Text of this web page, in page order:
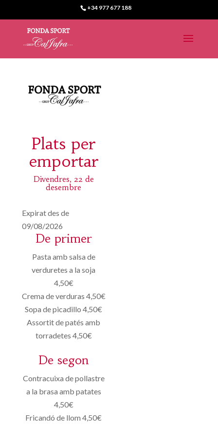
+34 977 677 188
Plats per
emportar
Divendres, 22 de
desembre
Expirat des de
09/08/2026
De primer
Pasta amb salsa de
verduretes a la soja
4,50€
Crema de verduras 4,50€
Sopa de picadillo 4,50€
Assortit de patés amb
torradetes 4,50€
De segon
Contracuixa de pollastre
a la brasa amb patates
4,50€
Fricandó de llom 4,50€